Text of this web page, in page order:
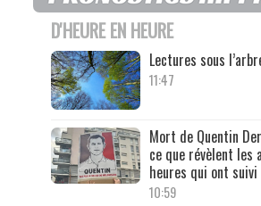
D'HEURE EN HEURE
Lectures sous
11:47
Mort de Quentin
ce que révèlent les
heures qui ont
10:59